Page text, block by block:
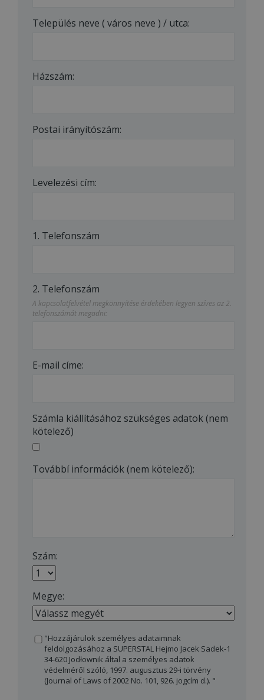
Település neve ( város neve ) / utca:
Házszám:
Postai irányítószám:
Levelezési cím:
1. Telefonszám
2. Telefonszám
A kapcsolatfelvétel megkönnyítése érdekében legyen szíves az 2.
telefonszámát megadni:
E-mail címe:
Számla kiállításához szükséges adatok (nem
kötelező)
Továbbí információk (nem kötelező):
Szám:
Megye:
"Hozzájárulok személyes adataimnak
feldolgozásához a SUPERSTAL Hejmo Jacek Sadek-1
34-620 Jodłownik által a személyes adatok
védelméről szóló, 1997. augusztus 29-i törvény
(Journal of Laws of 2002 No. 101, 926. jogcím d.). "